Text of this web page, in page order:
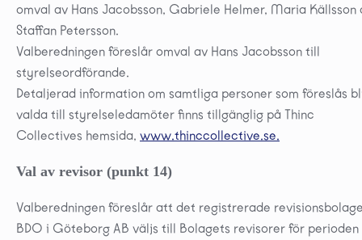
omval av Hans Jacobsson, Gabriele Helmer, Maria Källsson
Staffan Petersson.
Valberedningen föreslår omval av Hans Jacobsson till
styrelseordförande.
Detaljerad information om samtliga personer som föreslås
valda till styrelseledamöter finns tillgänglig på Thinc
Collectives hemsida, www.thinccollective.se.
Val av revisor (punkt 14)
Valberedningen föreslår att det registrerade
BDO i Göteborg AB väljs till Bolagets revisorer för perioden